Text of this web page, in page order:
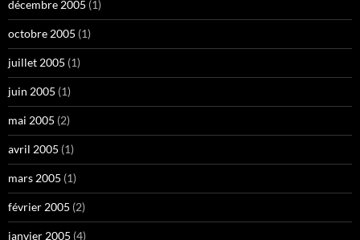
décembre 2005 (1)
octobre 2005 (1)
juillet 2005 (1)
juin 2005 (1)
mai 2005 (2)
avril 2005 (1)
mars 2005 (1)
février 2005 (2)
janvier 2005 (4)